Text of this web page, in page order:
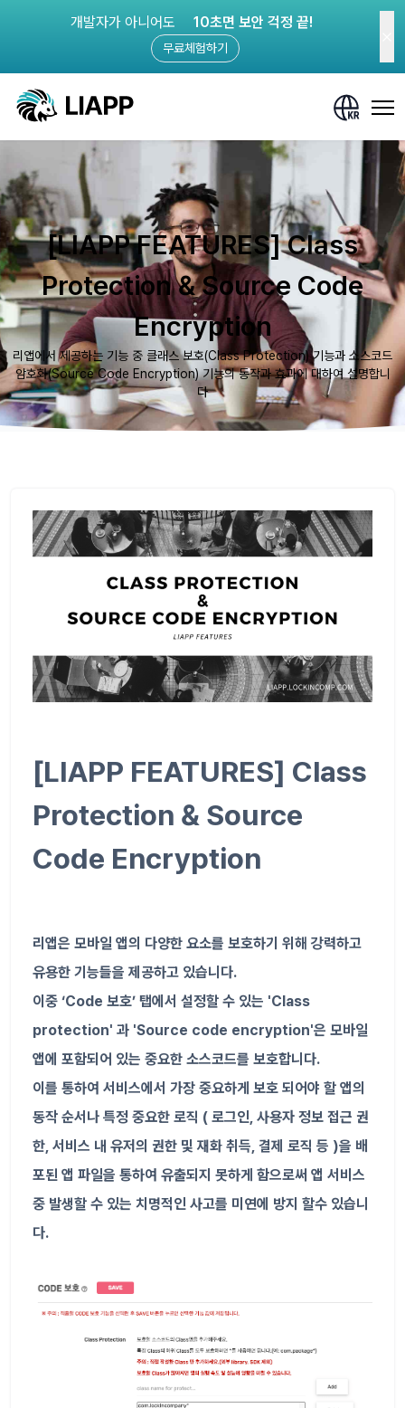
개발자가 아니어도 10초면 보안 걱정 끝!
무료체험하기
[LIAPP FEATURES] Class
Protection & Source Code
Encryption
리앱에서 제공하는 기능 중 클래스 보호(Class Protection) 기능과 소스코드
암호화(Source Code Encryption) 기능의 동작과 효과에 대하여 설명합니
다
[LIAPP FEATURES] Class
Protection & Source
Code Encryption
리앱은 모바일 앱의 다양한 요소를 보호하기 위해 강력하고
유용한 기능들을 제공하고 있습니다.
이중 ‘Code 보호’ 탭에서 설정할 수 있는 'Class
protection' 과 'Source code encryption'은 모바일
앱에 포함되어 있는 중요한 소스코드를 보호합니다.
이를 통하여 서비스에서 가장 중요하게 보호 되어야 할 앱의
동작 순서나 특정 중요한 로직 ( 로그인, 사용자 정보 접근 권
한, 서비스 내 유저의 권한 및 재화 취득, 결제 로직 등 )을 배
포된 앱 파일을 통하여 유출되지 못하게 함으로써 앱 서비스
중 발생할 수 있는 치명적인 사고를 미연에 방지 할수 있습니
다.